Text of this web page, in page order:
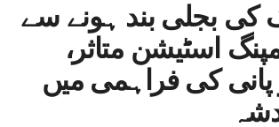
کی بجلی بند ہونے سے
اسٹیشن متاثر،
کی فراہمی میں